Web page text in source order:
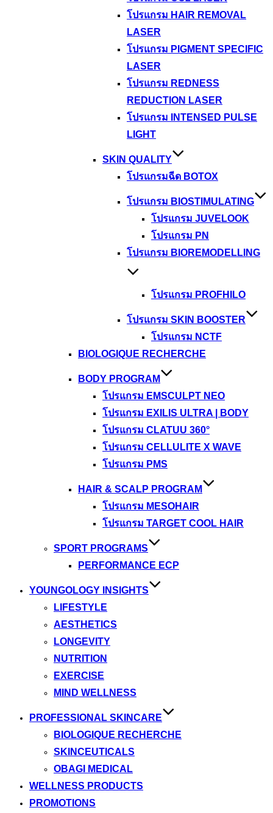
โปรแกรม HAIR REMOVAL
LASER
โปรแกรม PIGMENT SPECIFIC
LASER
โปรแกรม REDNESS
REDUCTION LASER
โปรแกรม INTENSED PULSE
LIGHT
SKIN QUALITY
โปรแกรมฉีด BOTOX
โปรแกรม BIOSTIMULATING
โปรแกรม JUVELOOK
โปรแกรม PN
โปรแกรม BIOREMODELLING
โปรแกรม PROFHILO
โปรแกรม SKIN BOOSTER
โปรแกรม NCTF
BIOLOGIQUE RECHERCHE
BODY PROGRAM
โปรแกรม EMSCULPT NEO
โปรแกรม EXILIS ULTRA | BODY
โปรแกรม CLATUU 360°
โปรแกรม CELLULITE X WAVE
โปรแกรม PMS
HAIR & SCALP PROGRAM
โปรแกรม MESOHAIR
โปรแกรม TARGET COOL HAIR
SPORT PROGRAMS
PERFORMANCE ECP
YOUNGOLOGY INSIGHTS
LIFESTYLE
AESTHETICS
LONGEVITY
NUTRITION
EXERCISE
MIND WELLNESS
PROFESSIONAL SKINCARE
BIOLOGIQUE RECHERCHE
SKINCEUTICALS
OBAGI MEDICAL
WELLNESS PRODUCTS
PROMOTIONS